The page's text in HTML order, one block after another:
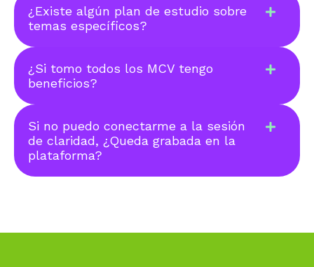
¿Existe algún plan de estudio sobre
temas específicos?
¿Si tomo todos los MCV tengo
beneficios?
Si no puedo conectarme a la sesión
de claridad, ¿Queda grabada en la
plataforma?